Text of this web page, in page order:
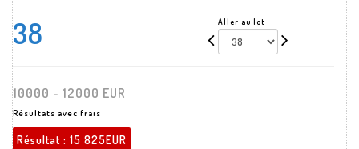
38 Aller au lot
10000 - 12000 EUR
Résultats avec frais
Résultat : 15 825EUR